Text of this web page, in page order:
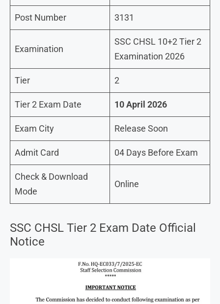
Post Number 3131
Examination
SSC CHSL 10+2 Tier 2
Examination 2026
Tier 2
Tier 2 Exam Date 10 April 2026
Exam City Release Soon
Admit Card 04 Days Before Exam
Check & Download
Mode
Online
SSC CHSL Tier 2 Exam Date Official
Notice